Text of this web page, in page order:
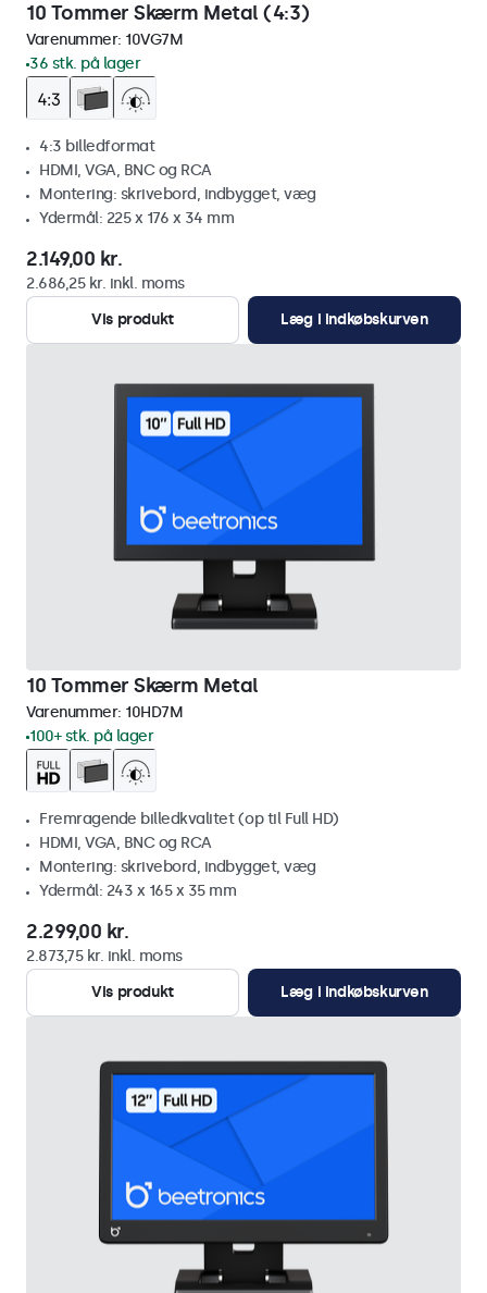
10 Tommer Skærm Metal (4:3)
Varenummer: 10VG7M
36 stk. på lager
4:3 billedformat
HDMI, VGA, BNC og RCA
Montering: skrivebord, indbygget, væg
Ydermål: 225 x 176 x 34 mm
2.149,00 kr.
2.686,25 kr. inkl. moms
Vis produkt
Læg i indkøbskurven
10 Tommer Skærm Metal
Varenummer: 10HD7M
100+ stk. på lager
Fremragende billedkvalitet (op til Full HD)
HDMI, VGA, BNC og RCA
Montering: skrivebord, indbygget, væg
Ydermål: 243 x 165 x 35 mm
2.299,00 kr.
2.873,75 kr. inkl. moms
Vis produkt
Læg i indkøbskurven